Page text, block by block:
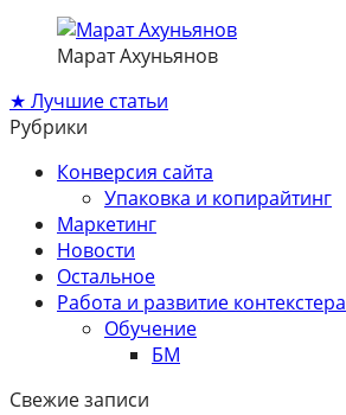
Марат Ахуньянов
★ Лучшие статьи
Рубрики
Конверсия сайта
Упаковка и копирайтинг
Маркетинг
Новости
Остальное
Работа и развитие контекстера
Обучение
БМ
Свежие записи